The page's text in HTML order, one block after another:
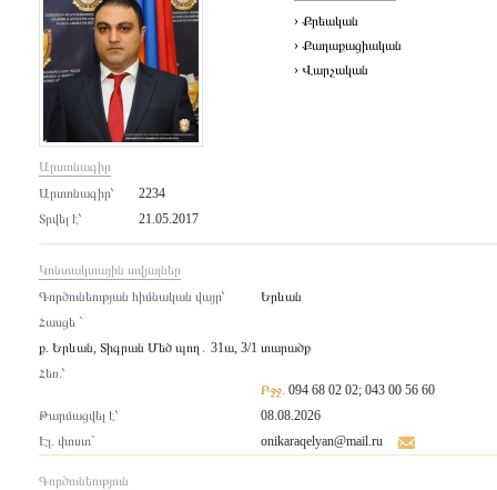
Արտոնագիր
Արտոնագիր՝
2234
Տրվել է՝
21.05.2017
› Քրեական
› Քաղաքացիական
› Վարչական
Կոնտակտային տվյալներ
Գործունեության հիմնական վայր՝
Երևան
Հասցե `
ք. Երևան, Տիգրան Մեծ պող․ 31ա, 3/1 տարածք
Հեռ.՝
Բջջ. 094 68 02 02; 043 00 56 60
Թարմացվել է՝
08.08.2026
Էլ. փոստ`
onikaraqelyan@mail.ru
Գործունեություն